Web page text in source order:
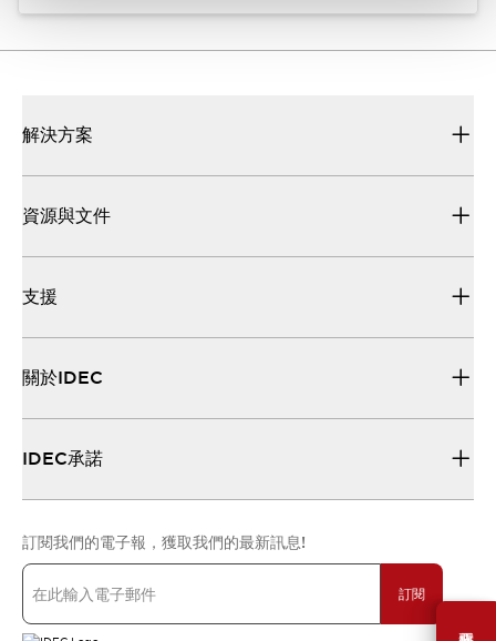
需要幫助嗎？
解決方案
資源與文件
支援
關於IDEC
IDEC承諾
訂閱我們的電子報，獲取我們的最新訊息!
訂閱